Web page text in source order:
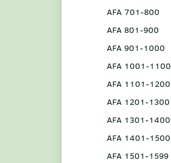
AFA 701-800
AFA 801-900
AFA 901-1000
AFA 1001-1100
AFA 1101-1200
AFA 1201-1300
AFA 1301-1400
AFA 1401-1500
AFA 1501-1599